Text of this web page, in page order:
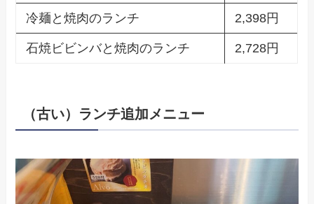
冷麺と焼肉のランチ 2,398円
石焼ビビンバと焼肉のランチ 2,728円
（古い）ランチ追加メニュー